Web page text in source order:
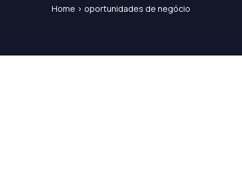
Home > oportunidades de negócio